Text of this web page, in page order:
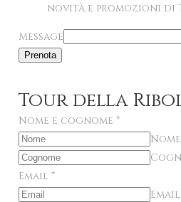
novità e promozioni di
Message
Prenota
Tour della
Nome e cognome *
Nome
Email *
Email